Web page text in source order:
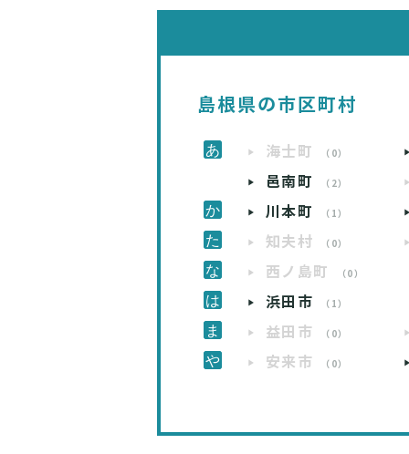
島根県の市区町村
海士町 （0）
邑南町 （2）
川本町 （1）
知夫村 （0）
西ノ島町 （0）
浜田市 （1）
益田市 （0）
安来市 （0）